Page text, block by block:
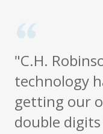
"C.H.
technology
getting our
double